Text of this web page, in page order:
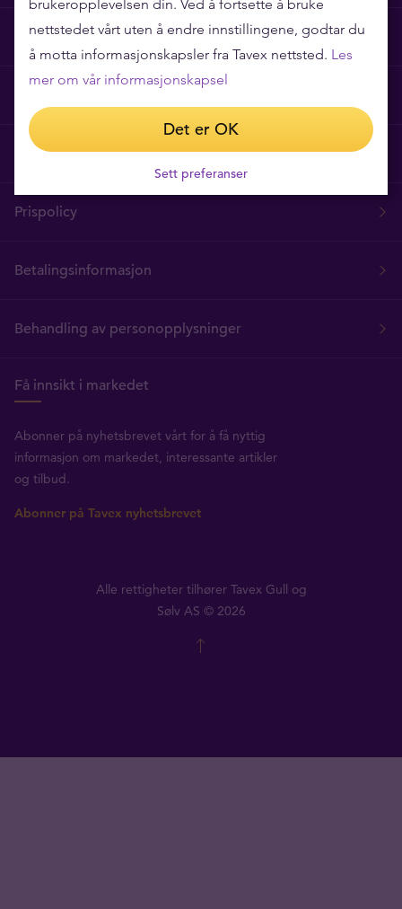
Ofte stilte spørsmål
Vilkår for bruk
Prispolicy
Betalingsinformasjon
Behandling av personopplysninger
Få innsikt i markedet
Abonner på nyhetsbrevet vårt for å få nyttig
informasjon om markedet, interessante artikler
og tilbud.
Abonner på Tavex nyhetsbrevet
Alle rettigheter tilhører Tavex Gull og
Sølv AS © 2026
brukeropplevelsen din. Ved å fortsette å bruke
nettstedet vårt uten å endre innstillingene, godtar du
å motta informasjonskapsler fra Tavex nettsted. Les
mer om vår informasjonskapsel
Det er OK
Sett preferanser